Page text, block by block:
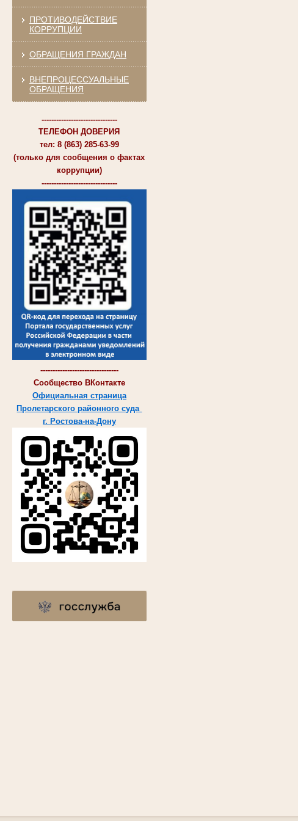
ПРОТИВОДЕЙСТВИЕ
КОРРУПЦИИ
ОБРАЩЕНИЯ ГРАЖДАН
ВНЕПРОЦЕССУАЛЬНЫЕ
ОБРАЩЕНИЯ
-------------------------------
ТЕЛЕФОН ДОВЕРИЯ
тел: 8 (863) 285-63-99
(только для сообщения о фактах
коррупции)
-------------------------------
--------------------------------
Сообщество ВКонтакте
Официальная страница
Пролетарского районного суда
г. Ростова-на-Дону